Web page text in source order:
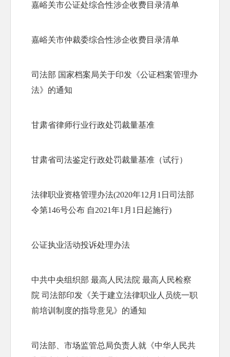
嘉峪关市公证处综合性涉企收费目录清单
嘉峪关市仲裁委综合性涉企收费目录清单
司法部 国家档案局关于印发《公证档案管理办
法》的通知
甘肃省律师行业行政处罚裁量基准
甘肃省司法鉴定行政处罚裁量基准（试行）
法律职业资格管理办法(2020年12月1日司法部
令第146号公布 自2021年1月1日起施行)
公证执业活动投诉处理办法
中共中央组织部 最高人民法院 最高人民检察
院 司法部印发《关于建立法律职业人员统一职
前培训制度的指导意见》的通知
司法部、市场监管总局负责人就《中华人民共